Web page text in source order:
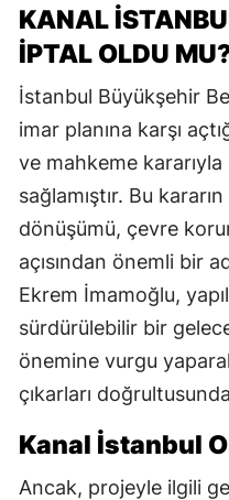
KANAL
İPTAL OLDU
İstanbul Büyükşehir
imar planına karşı
ve mahkeme
sağlamıştır. Bu
dönüşümü, çevre
açısından önemli bir
Ekrem İmamoğlu,
sürdürülebilir bir
önemine vurgu
çıkarları
Kanal İstanbul
Ancak, projeyle ilgili